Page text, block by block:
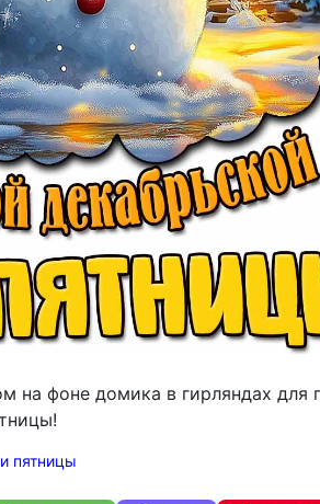
на фоне домика в гирляндах для
пятницы